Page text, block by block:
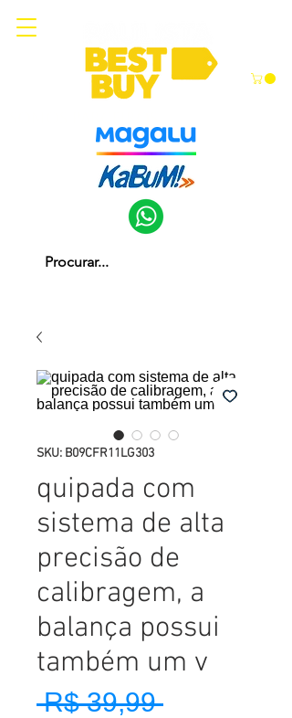
SKU: B09CFR11LG303
quipada com
sistema de alta
precisão de
calibragem, a
balança possui
também um v
R$ 39,99 Preço normal